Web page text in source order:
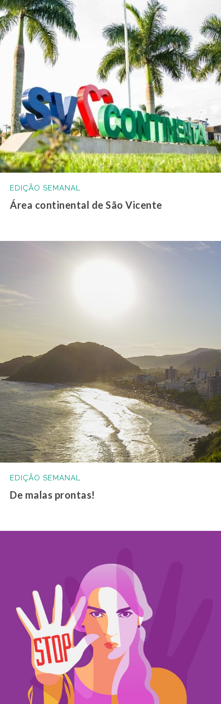
EDIÇÃO SEMANAL
Área continental de São Vicente
EDIÇÃO SEMANAL
De malas prontas!